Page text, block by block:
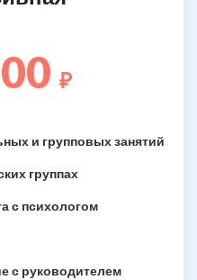
₽
и групповых занятий
группах
с психологом
с руководителем